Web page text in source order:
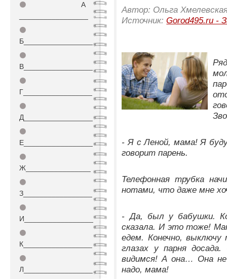
⚫
А
⚫
Б_________________
⚫
В_________________
⚫
Г_________________
⚫
Д_________________
⚫
Е_________________
⚫
Ж________________
⚫
З_________________
⚫
И_________________
⚫
К_________________
⚫
Л_________________
Автор: Ольга
Источник:Gorod495.ru -
- Я с Леной, мама! Я
говорит парень.
Телефонная трубка
нотами, что даже мне
- Да, был у бабушки.
сказала. И это тоже!
едем. Конечно,
глазах у парня
видимся! А она… Она
надо, мама!